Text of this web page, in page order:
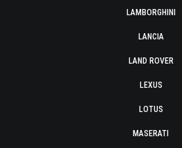
LAMBORGHINI
LANCIA
LAND ROVER
LEXUS
LOTUS
MASERATI